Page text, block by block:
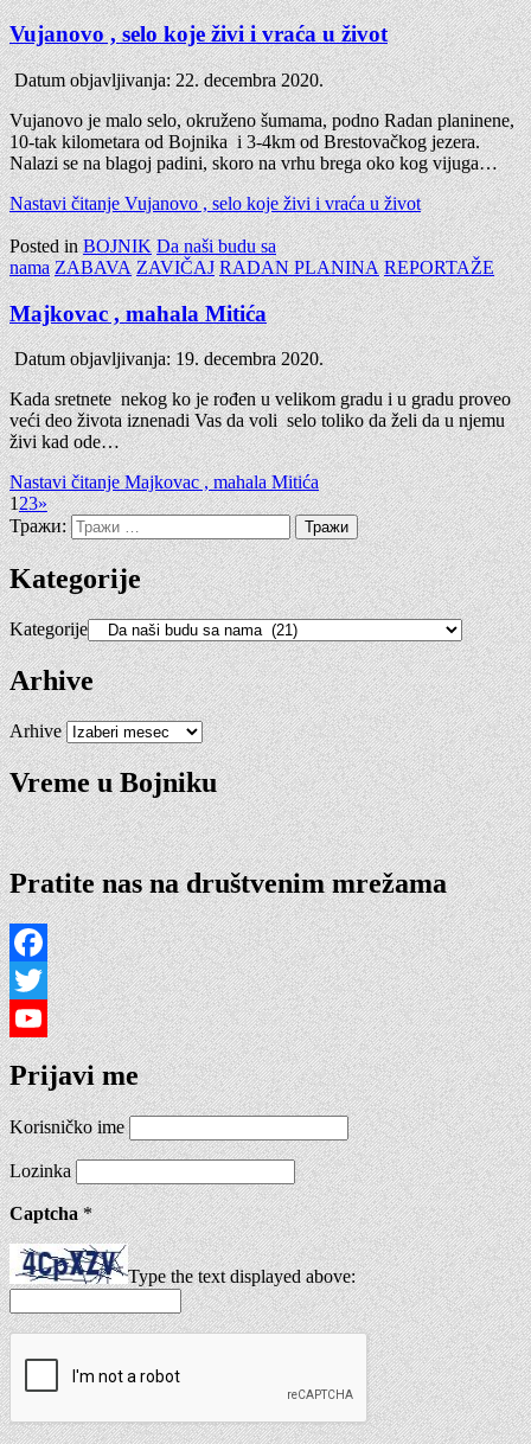
Vujanovo , selo koje živi i vraća u život
Datum objavljivanja:22. decembra 2020.
Vujanovo je malo selo, okruženo šumama, podno Radan planinene,
10-tak kilometara od Bojnika i 3-4km od Brestovačkog jezera.
Nalazi se na blagoj padini, skoro na vrhu brega oko kog vijuga…
Nastavi čitanjeVujanovo , selo koje živi i vraća u život
Posted inBOJNIK Da naši budu sa
nama ZABAVA ZAVIČAJ RADAN PLANINA REPORTAŽE
Majkovac , mahala Mitića
Datum objavljivanja:19. decembra 2020.
Kada sretnete nekog ko je rođen u velikom gradu i u gradu proveo
veći deo života iznenadi Vas da voli selo toliko da želi da u njemu
živi kad ode…
Nastavi čitanjeMajkovac , mahala Mitića
123»
Тражи:
Kategorije
Kategorije
Arhive
Arhive
Vreme u Bojniku
Pratite nas na društvenim mrežama
Facebook
Twitter
YouTube
Channel
Prijavi me
Korisničko ime
Lozinka
Captcha*
Type the text displayed above: